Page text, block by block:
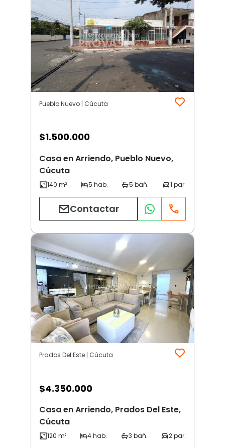
Pueblo Nuevo | Cúcuta
$1.500.000
Casa en Arriendo, Pueblo Nuevo,
Cúcuta
Contactar
Prados Del Este | Cúcuta
$4.350.000
Casa en Arriendo, Prados Del Este,
Cúcuta